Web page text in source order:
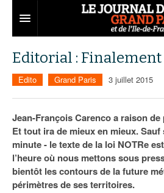
Territoires
Aménagement
Collectivités
Institutions
Services urbains
Entreprises
Développement économique
Emploi
Attractivité
Départements
75
77
Carnet
Nominations
Les Assises du Grand Paris
Editorial : Finalement
Edito Grand Paris 3 juillet 2015
Jean-François Carenco a raison
Et tout ira de mieux en mieux.
minute - le texte de la loi NOTRe
l’heure où nous mettons sous
bientôt les contours de la future
périmètres de ses territoires.